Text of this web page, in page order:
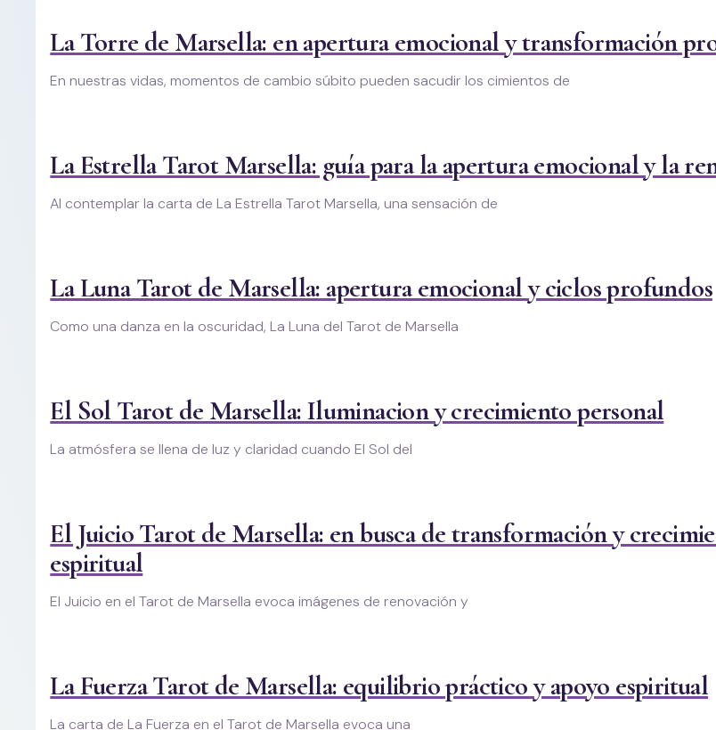
La Torre de Marsella: en apertura emocional y transformación
En nuestras vidas, momentos de cambio súbito pueden sacudir los cimientos de
La Estrella Tarot Marsella: guía para la apertura emocional y la
Al contemplar la carta de La Estrella Tarot Marsella, una sensación de
La Luna Tarot de Marsella: apertura emocional y ciclos profundos
Como una danza en la oscuridad, La Luna del Tarot de Marsella
El Sol Tarot de Marsella: Iluminacion y crecimiento personal
La atmósfera se llena de luz y claridad cuando El Sol del
El Juicio Tarot de Marsella: en busca de transformación y
espiritual
El Juicio en el Tarot de Marsella evoca imágenes de renovación y
La Fuerza Tarot de Marsella: equilibrio práctico y apoyo espiritual
La carta de La Fuerza en el Tarot de Marsella evoca una